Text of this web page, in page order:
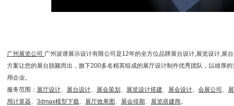
广州展览公司 广州波谱展示设计有限公司是12年的全方位品牌展台设计,展览设计,展
方案让您的展台脱颖而出，旗下200多名精英组成的展厅设计制作优秀团队，以雄厚
用企业。
服务范围： 展厅设计、 展台设计、 展会策划 、 展览设计搭建、 展会设计、 会展公司 、
用计算器、 3dmax模型下载、 展厅效果图 、 展会排期、 展览搭建商。